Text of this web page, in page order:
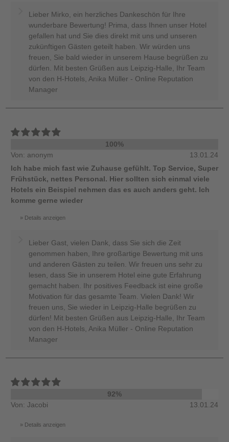
Lieber Mirko, ein herzliches Dankeschön für Ihre
wunderbare Bewertung! Prima, dass Ihnen unser Hotel
gefallen hat und Sie dies direkt mit uns und unseren
zukünftigen Gästen geteilt haben. Wir würden uns
freuen, Sie bald wieder in unserem Hause begrüßen zu
dürfen. Mit besten Grüßen aus Leipzig-Halle, Ihr Team
von den H-Hotels, Anika Müller - Online Reputation
Manager
100%
Von: anonym
13.01.24
Ich habe mich fast wie Zuhause gefühlt. Top Service, Super
Frühstück, nettes Personal. Hier sollten sich einmal viele
Hotels ein Beispiel nehmen das es auch anders geht. Ich
komme gerne wieder
Details anzeigen
Lieber Gast, vielen Dank, dass Sie sich die Zeit
genommen haben, Ihre großartige Bewertung mit uns
und anderen Gästen zu teilen. Wir freuen uns sehr zu
lesen, dass Sie in unserem Hotel eine gute Erfahrung
gemacht haben. Ihr positives Feedback ist eine große
Motivation für das gesamte Team. Vielen Dank! Wir
freuen uns, Sie wieder in Leipzig-Halle begrüßen zu
dürfen! Mit besten Grüßen aus Leipzig-Halle, Ihr Team
von den H-Hotels, Anika Müller - Online Reputation
Manager
92%
Von: Jacobi
13.01.24
Details anzeigen